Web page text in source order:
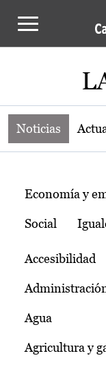
Noticias de
Noticias
Temas
Economía y
Social
Accesibilidad
Agua
Agricultura y